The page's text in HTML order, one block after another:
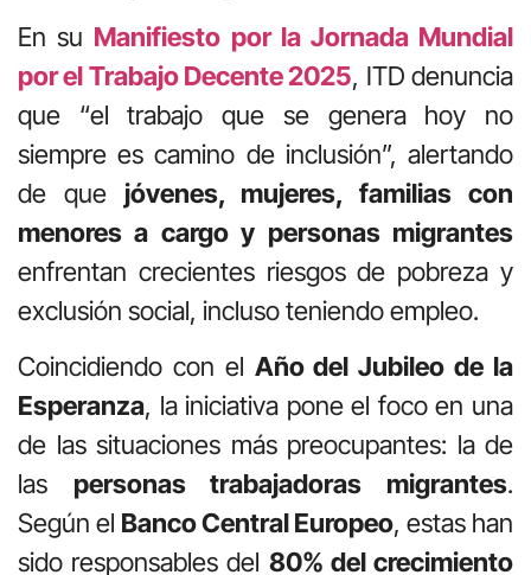
En su Manifiesto por la Jornada Mundial
por el Trabajo Decente 2025, ITD denuncia
que “el trabajo que se genera hoy no
siempre es camino de inclusión”, alertando
de que jóvenes, mujeres, familias con
menores a cargo y personas migrantes
enfrentan crecientes riesgos de pobreza y
exclusión social, incluso teniendo empleo.
Coincidiendo con el Año del Jubileo de la
Esperanza, la iniciativa pone el foco en una
de las situaciones más preocupantes: la de
las personas trabajadoras migrantes.
Según el Banco Central Europeo, estas han
sido responsables del 80% del crecimiento